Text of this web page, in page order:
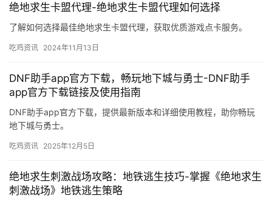
绝地求生卡盟代理-绝地求生卡盟代理如何选择
了解如何选择最佳绝地求生卡盟代理，获取优质游戏点卡服务。
吃鸡资讯 2024年11月13日
DNF助手app官方下载，畅玩地下城与勇士-DNF助手
app官方下载链接及使用指南
DNF助手app官方下载，提供最新版本和详细使用教程，助你畅玩
地下城与勇士。
吃鸡资讯 2025年12月5日
绝地求生刺激战场攻略：地铁逃生技巧-掌握《绝地求生
刺激战场》地铁逃生策略